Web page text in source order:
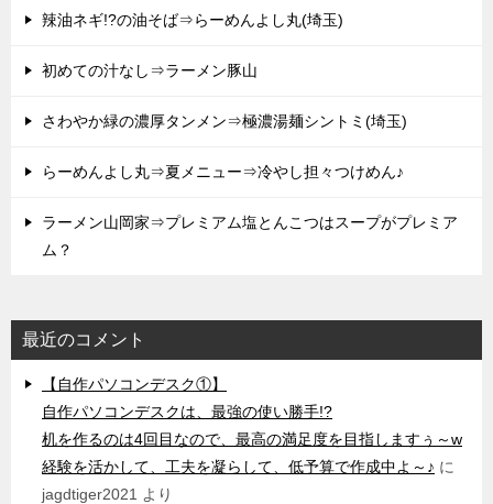
辣油ネギ!?の油そば⇒らーめんよし丸(埼玉)
初めての汁なし⇒ラーメン豚山
さわやか緑の濃厚タンメン⇒極濃湯麺シントミ(埼玉)
らーめんよし丸⇒夏メニュー⇒冷やし担々つけめん♪
ラーメン山岡家⇒プレミアム塩とんこつはスープがプレミア
ム？
最近のコメント
【自作パソコンデスク①】
自作パソコンデスクは、最強の使い勝手!?
机を作るのは4回目なので、最高の満足度を目指しますぅ～w
経験を活かして、工夫を凝らして、低予算で作成中よ～♪ に
jagdtiger2021 より